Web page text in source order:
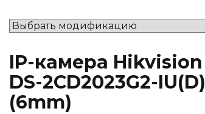
IP-камера Hikvision
DS-2CD2023G2-IU(D)
(6mm)